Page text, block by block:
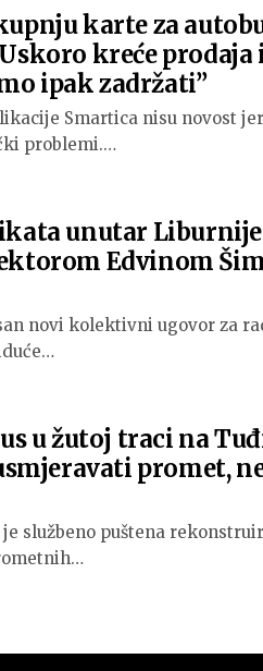
karte za
kreće prodaja
ipak zadržati”
Smartica nisu novost
problemi.…
unutar
Edvinom
novi kolektivni ugovor za
u žutoj traci na
promet,
službeno puštena